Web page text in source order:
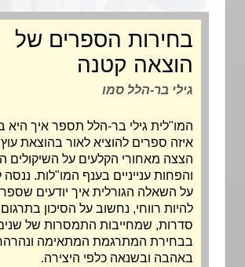
בחירות הספרים של
הוצאה קטנה
גילי בר-הלל סמו
המו"לית גילי בר-הלל תספר איך היא בוחרת
איזה ספרים להוציא לאור בהוצאת עוץ, ותיתן
הצצה מאחורי הקלעים על השיקולים הענייניים
והפחות ענייניים בענף המו"לות. ננסה לענות
על השאלה הגורלית איך יודעים שספר צפוי
להיות רווחי, נחשוב על הסיכון בתרגום של
סדרות, שמחייבות התמסרות של שנים, נדון
בבחירת המתרגמת המתאימה ונהרהר גם
באהבה ובשנאה כלפי היצירה.